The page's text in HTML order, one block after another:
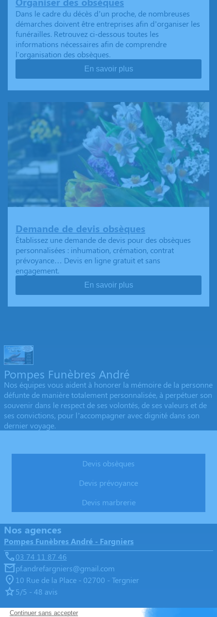
Dans le cadre du décès d’un proche, de nombreuses
démarches doivent être entreprises afin d’organiser les
funérailles. Retrouvez ci-dessous toutes les
informations nécessaires afin de comprendre
l'organisation des obsèques.
En savoir plus
Demande de devis obsèques
Établissez une demande de devis pour des obsèques
personnalisées : inhumation, crémation, contrat
prévoyance… Devis en ligne gratuit et sans
engagement.
En savoir plus
Pompes Funèbres André
Nos équipes vous aident à honorer la mémoire de la personne
défunte de manière totalement personnalisée, à perpétuer son
souvenir dans le respect de ses volontés, de ses valeurs et de
ses convictions, pour l’accompagner avec dignité dans son
dernier voyage.
Devis obsèques
Devis prévoyance
Devis marbrerie
Nos agences
Pompes Funèbres André - Fargniers
03 74 11 87 46
pf.andrefargniers@gmail.com
10 Rue de la Place - 02700 - Tergnier
5/5 - 48 avis
Pompes Funèbres André - Chauny